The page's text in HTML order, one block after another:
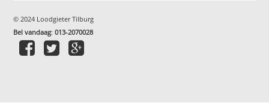
© 2024 Loodgieter Tilburg
Bel vandaag:013-2070028